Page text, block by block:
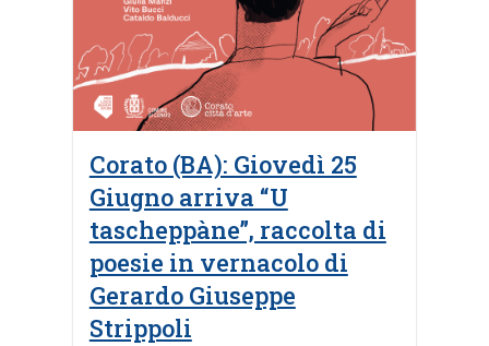
Corato (BA): Giovedì 25
Giugno arriva “U
tascheppàne”, raccolta di
poesie in vernacolo di
Gerardo Giuseppe
Strippoli